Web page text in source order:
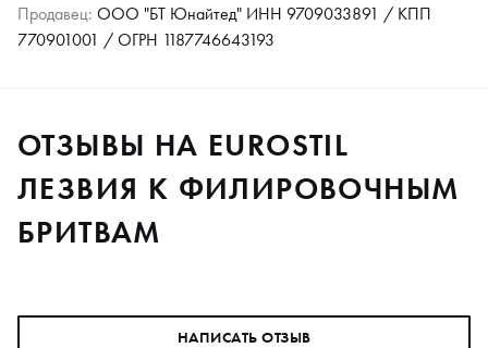
Продавец: ООО "БТ Юнайтед" ИНН 9709033891 / КПП
770901001 / ОГРН 1187746643193
ОТЗЫВЫ НА EUROSTIL
ЛЕЗВИЯ К ФИЛИРОВОЧНЫМ
БРИТВАМ
НАПИСАТЬ ОТЗЫВ